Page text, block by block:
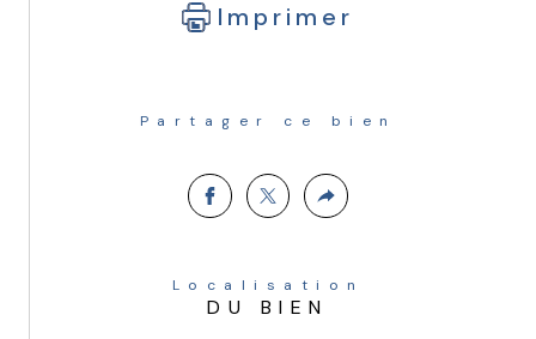
Un local à vélos sécurisé au sein de la
Éléments financiers et juridiques :
Imprimer
Partager ce bien
Localisation
DU BIEN